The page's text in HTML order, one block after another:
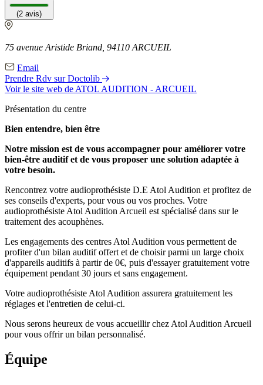
(2 avis)
75 avenue Aristide Briand, 94110 ARCUEIL
Email
Prendre Rdv sur Doctolib
Voir le site web de ATOL AUDITION - ARCUEIL
Présentation du centre
Bien entendre, bien être
Notre mission est de vous accompagner pour améliorer votre
bien-être auditif et de vous proposer une solution adaptée à
votre besoin.
Rencontrez votre audioprothésiste D.E Atol Audition et profitez de
ses conseils d'experts, pour vous ou vos proches. Votre
audioprothésiste Atol Audition Arcueil est spécialisé dans sur le
traitement des acouphènes.
Les engagements des centres Atol Audition vous permettent de
profiter d'un bilan auditif offert et de choisir parmi un large choix
d'appareils auditifs à partir de 0€, puis d'essayer gratuitement votre
équipement pendant 30 jours et sans engagement.
Votre audioprothésiste Atol Audition assurera gratuitement les
réglages et l'entretien de celui-ci.
Nous serons heureux de vous accueillir chez Atol Audition Arcueil
pour vous offrir un bilan personnalisé.
Équipe